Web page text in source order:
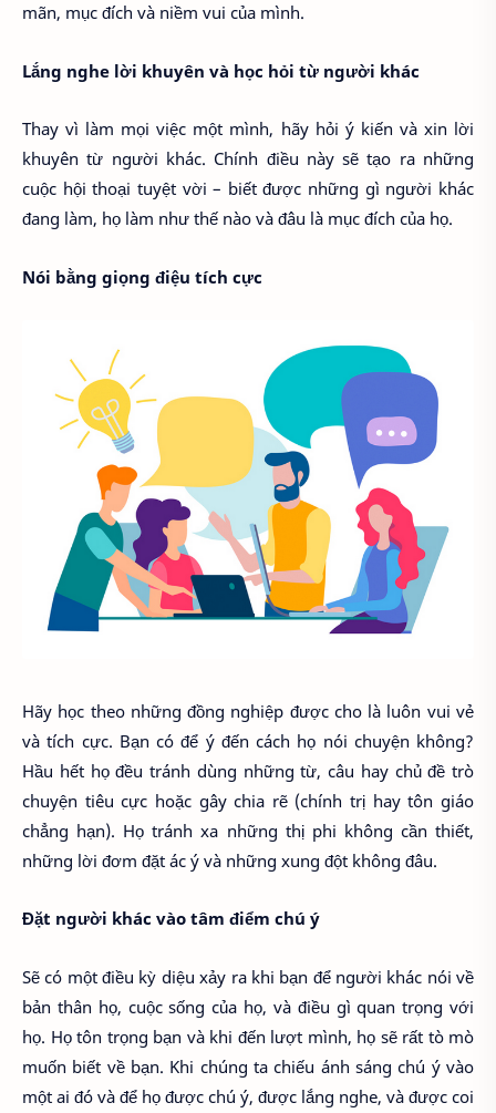
mãn, mục đích và niềm vui của mình.
Lắng nghe lời khuyên và học hỏi từ người khác
Thay vì làm mọi việc một mình, hãy hỏi ý kiến và xin lời
khuyên từ người khác. Chính điều này sẽ tạo ra những
cuộc hội thoại tuyệt vời – biết được những gì người khác
đang làm, họ làm như thế nào và đâu là mục đích của họ.
Nói bằng giọng điệu tích cực
Hãy học theo những đồng nghiệp được cho là luôn vui vẻ
và tích cực. Bạn có để ý đến cách họ nói chuyện không?
Hầu hết họ đều tránh dùng những từ, câu hay chủ đề trò
chuyện tiêu cực hoặc gây chia rẽ (chính trị hay tôn giáo
chẳng hạn). Họ tránh xa những thị phi không cần thiết,
những lời đơm đặt ác ý và những xung đột không đâu.
Đặt người khác vào tâm điểm chú ý
Sẽ có một điều kỳ diệu xảy ra khi bạn để người khác nói về
bản thân họ, cuộc sống của họ, và điều gì quan trọng với
họ. Họ tôn trọng bạn và khi đến lượt mình, họ sẽ rất tò mò
muốn biết về bạn. Khi chúng ta chiếu ánh sáng chú ý vào
một ai đó và để họ được chú ý, được lắng nghe, và được coi